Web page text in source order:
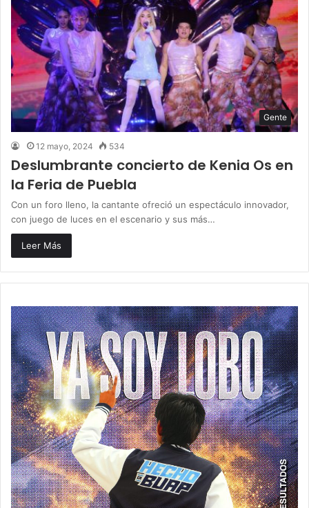
Gente
12 mayo, 2024 534
Deslumbrante concierto de Kenia Os en
la Feria de Puebla
Con un foro lleno, la cantante ofreció un espectáculo innovador,
con juego de luces en el escenario y sus más…
Leer Más